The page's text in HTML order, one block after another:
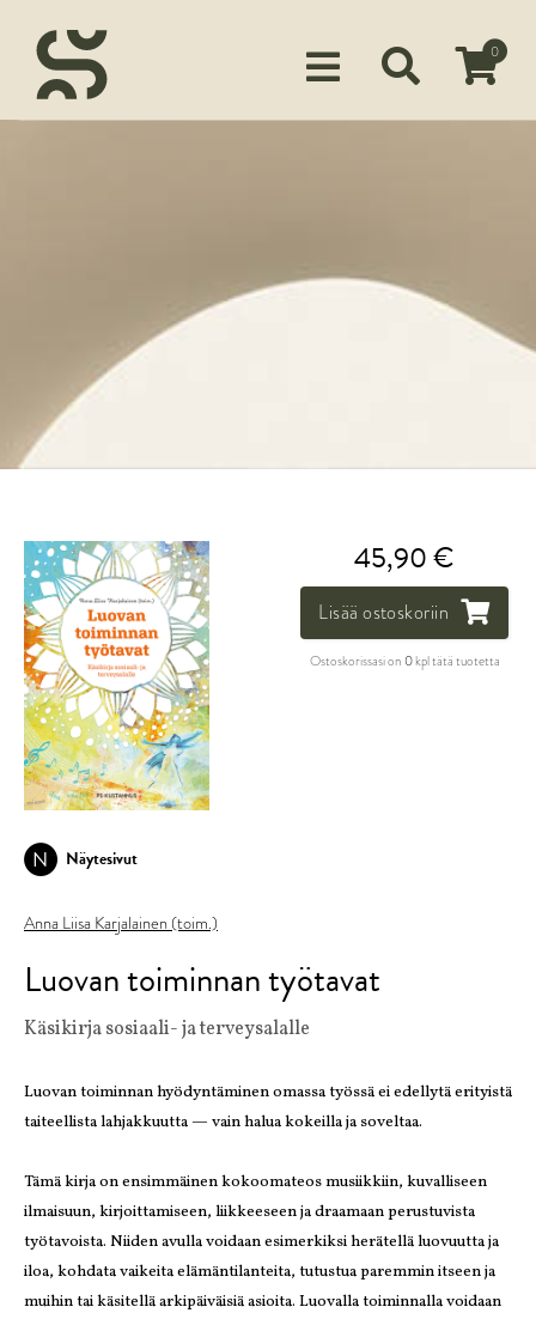
0
45,90 €
Lisää ostoskoriin
Ostoskorissasi on 0kpl tätä tuotetta
N Näytesivut
Anna Liisa Karjalainen (toim.)
Luovan toiminnan työtavat
Käsikirja sosiaali- ja terveysalalle
Luovan toiminnan hyödyntäminen omassa työssä ei edellytä erityistä
taiteellista lahjakkuutta — vain halua kokeilla ja soveltaa.
Tämä kirja on ensimmäinen kokoomateos musiikkiin, kuvalliseen
ilmaisuun, kirjoittamiseen, liikkeeseen ja draamaan perustuvista
työtavoista. Niiden avulla voidaan esimerkiksi herätellä luovuutta ja
iloa, kohdata vaikeita elämäntilanteita, tutustua paremmin itseen ja
muihin tai käsitellä arkipäiväisiä asioita. Luovalla toiminnalla voidaan